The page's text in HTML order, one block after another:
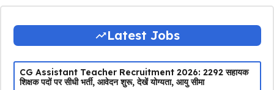
Latest Jobs
CG Assistant Teacher Recruitment 2026: 2292 सहायक
शिक्षक पदों पर सीधी भर्ती, आवेदन शुरू, देखें योग्यता, आयु सीमा